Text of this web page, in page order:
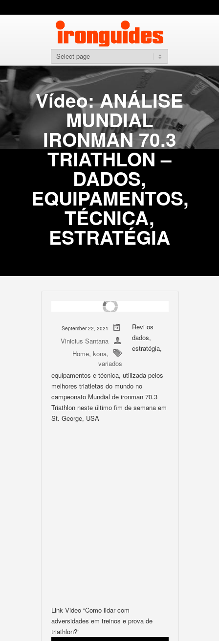
Vídeo: ANÁLISE
MUNDIAL
IRONMAN 70.3
TRIATHLON –
DADOS,
EQUIPAMENTOS,
TÉCNICA,
ESTRATÉGIA
September 22, 2021
Vinicius Santana
Home, kona,
variados
Revi os
dados,
estratégia,
equipamentos e técnica, utilizada pelos
melhores triatletas do mundo no
campeonato Mundial de ironman 70.3
Triathlon neste último fim de semana em
St. George, USA
Link Video “Como lidar com
adversidades em treinos e prova de
triathlon?”